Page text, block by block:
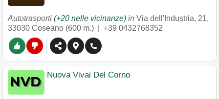
Autotrasporti (+20 nelle vicinanze) in Via dell'Industria, 21,
33030 Coseano (600 m.) | +39 0432768352
Nuova Vivai Del Corno